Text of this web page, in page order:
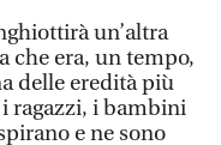
un’altra
che era, un tempo,
delle eredità più
ragazzi, i bambini
e ne sono